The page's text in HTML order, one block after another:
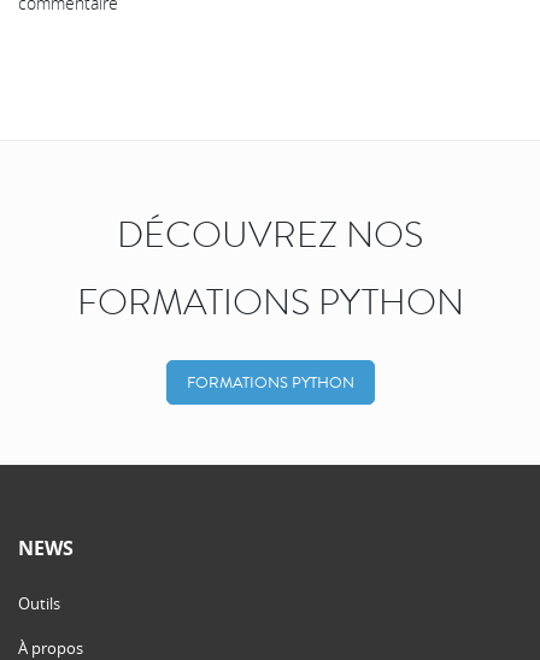
DÉCOUVREZ NOS
FORMATIONS PYTHON
FORMATIONS PYTHON
NEWS
Outils
À propos